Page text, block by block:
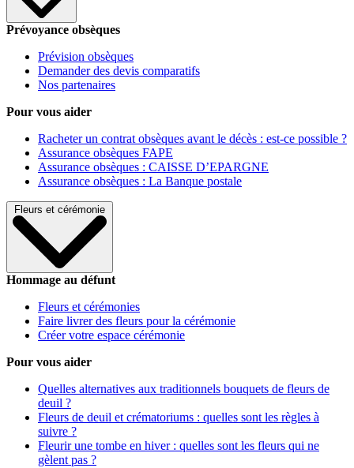
Prévoyance obsèques
Prévision obsèques
Demander des devis comparatifs
Nos partenaires
Pour vous aider
Racheter un contrat obsèques avant le décès : est-ce possible ?
Assurance obsèques FAPE
Assurance obsèques : CAISSE D’EPARGNE
Assurance obsèques : La Banque postale
Fleurs et cérémonie
Hommage au défunt
Fleurs et cérémonies
Faire livrer des fleurs pour la cérémonie
Créer votre espace cérémonie
Pour vous aider
Quelles alternatives aux traditionnels bouquets de fleurs de
deuil ?
Fleurs de deuil et crématoriums : quelles sont les règles à
suivre ?
Fleurir une tombe en hiver : quelles sont les fleurs qui ne
gèlent pas ?